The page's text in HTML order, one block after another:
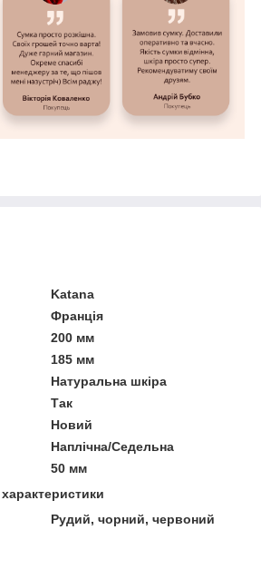
Katana
Франція
200 мм
185 мм
Натуральна шкіра
Так
Новий
Наплічна/Седельна
50 мм
Рудий, чорний, червоний